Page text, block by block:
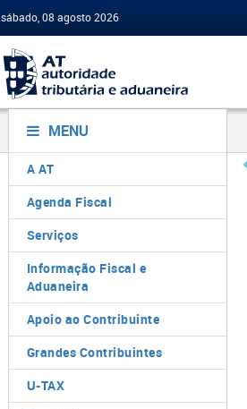
sábado, 08 agosto 2026
MENU
A AT
Agenda Fiscal
Serviços
Informação Fiscal e
Aduaneira
Apoio ao Contribuinte
Grandes Contribuintes
U-TAX